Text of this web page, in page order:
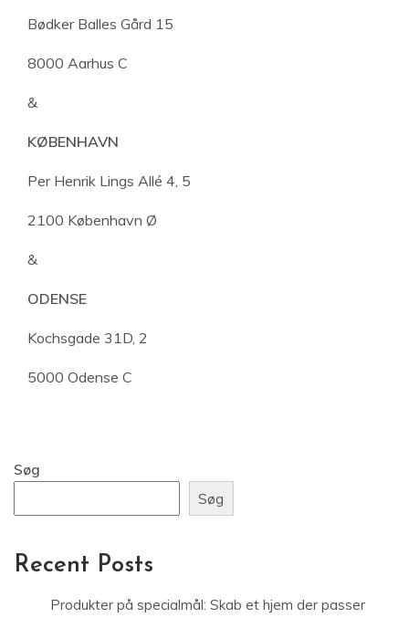
Bødker Balles Gård 15
8000 Aarhus C
&
KØBENHAVN
Per Henrik Lings Allé 4, 5
2100 København Ø
&
ODENSE
Kochsgade 31D, 2
5000 Odense C
Søg
Søg
Recent Posts
Produkter på specialmål: Skab et hjem der passer